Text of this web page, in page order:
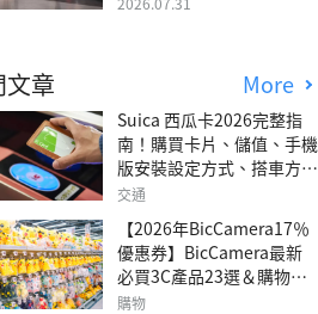
章 More
Suica 西瓜卡2026完整指
南！購買卡片、儲值、手機
版安裝設定方式、搭車方
法、常見問題解答！
交通
【2026年BicCamera17％
優惠券】BicCamera最新
必買3C產品23選＆購物攻
略
購物